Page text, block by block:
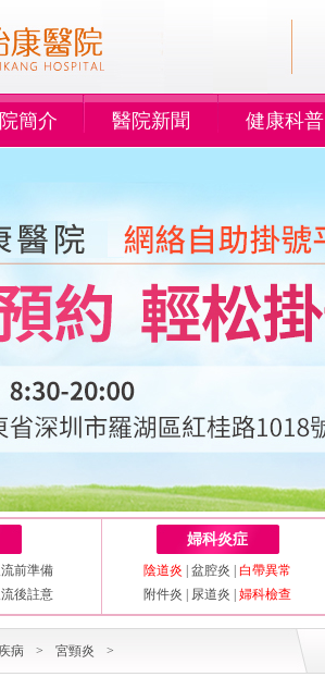
簡介 醫院新聞 健康科普
流前準備
流後註意
婦科炎症
陰道炎 盆腔炎
白帶異常
附件炎
尿道炎 婦科檢查
病 > 宮頸炎 >